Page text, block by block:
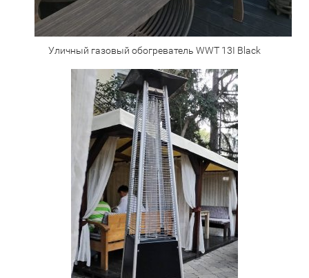
Уличный газовый обогреватель WWT 13I Black